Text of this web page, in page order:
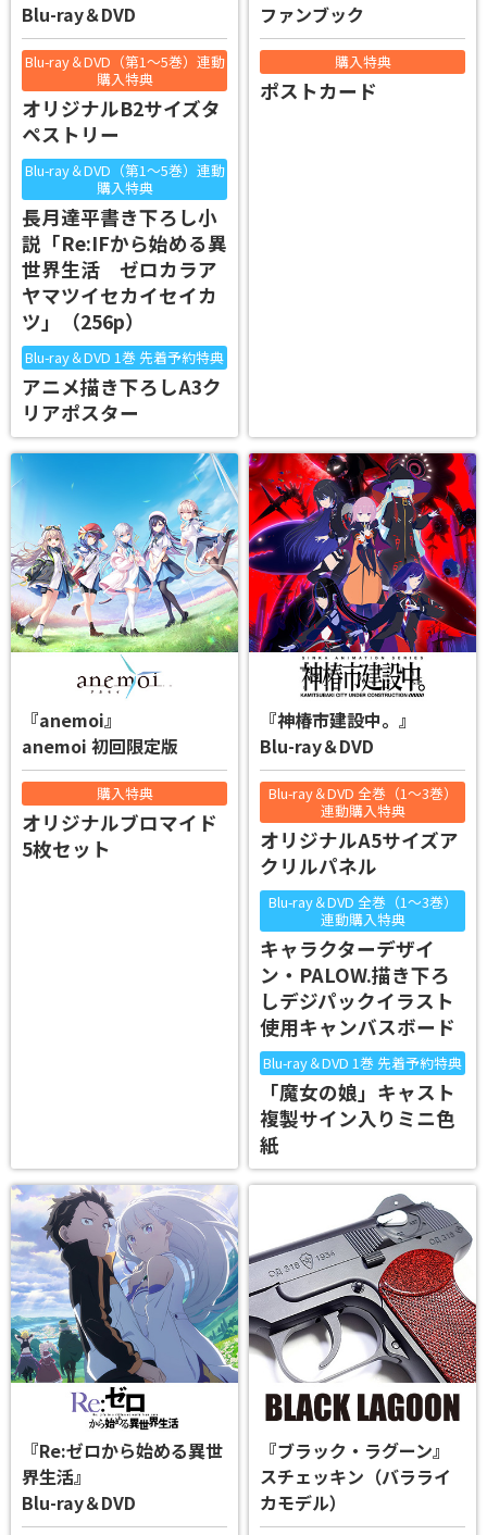
Blu-ray＆DVD
Blu-ray＆DVD（第1～5巻）連動
購入特典
オリジナルB2サイズタ
ペストリー
Blu-ray＆DVD（第1～5巻）連動
購入特典
長月達平書き下ろし小
説「Re:IFから始める異
世界生活 ゼロカラア
ヤマツイセカイセイカ
ツ」（256p）
Blu-ray＆DVD 1巻 先着予約特典
アニメ描き下ろしA3ク
リアポスター
ファンブック
購入特典
ポストカード
『anemoi』
anemoi 初回限定版
購入特典
オリジナルブロマイド
5枚セット
『神椿市建設中。』
Blu-ray＆DVD
Blu-ray＆DVD 全巻（1～3巻）
連動購入特典
オリジナルA5サイズア
クリルパネル
Blu-ray＆DVD 全巻（1～3巻）
連動購入特典
キャラクターデザイ
ン・PALOW.描き下ろ
しデジパックイラスト
使用キャンバスボード
Blu-ray＆DVD 1巻 先着予約特典
「魔女の娘」キャスト
複製サイン入りミニ色
紙
『Re:ゼロから始める異世
界生活』
Blu-ray＆DVD
『ブラック・ラグーン』
スチェッキン（バラライ
カモデル）